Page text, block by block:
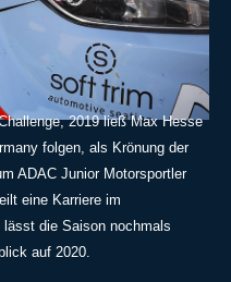
2019 ließ Max Hesse
folgen, als Krönung der
ADAC Junior Motorsportler
eine Karriere im
die Saison nochmals
auf 2020.